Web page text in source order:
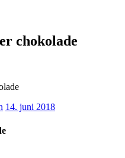
chokolade
14. juni 2018